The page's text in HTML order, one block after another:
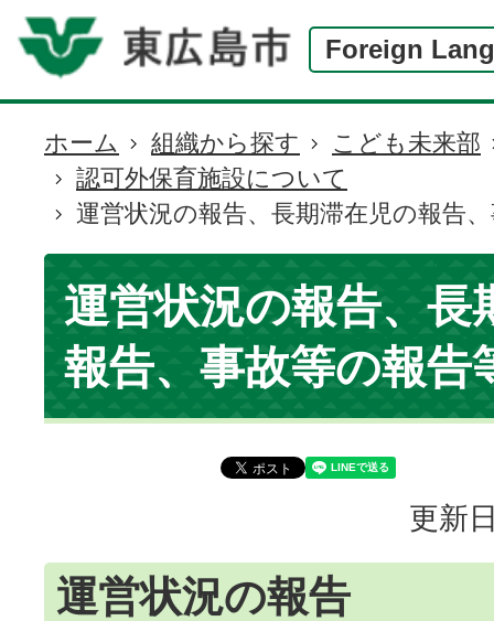
Foreign
現
在
の
位
置
ホーム 組織から探す
こども未来部
認可外保育施設について
運営状況の報告、長期滞在児の報告
運営状況の報告、長
報告、事故等の報告
更新
運営状況の報告